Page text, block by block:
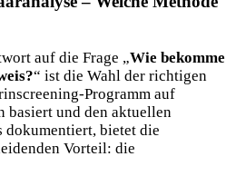
auf die Frage „Wie bekomme
“ ist die Wahl der richtigen
Programm auf
und den aktuellen
bietet die
Vorteil: die